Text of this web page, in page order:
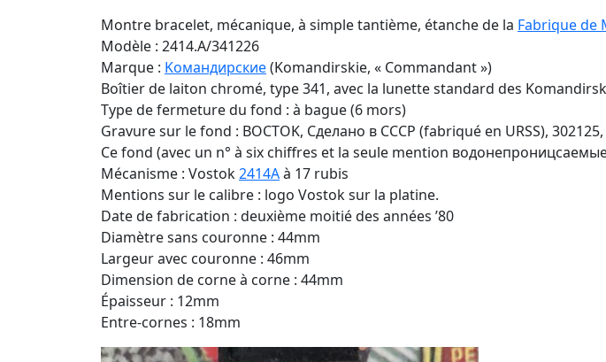
Montre bracelet, mécanique, à simple tantième, étanche de la Fabrique de
Modèle : 2414.A/341226
Marque : Kомандирские(Komandirskie, « Commandant »)
Boîtier de laiton chromé, type 341, avec la lunette standard des
Type de fermeture du fond : à bague (6 mors)
Gravure sur le fond : BOCTOK, Сделано в СССР (fabriqué en URSS),
Ce fond (avec un n° à six chiffres et la seule mention
Mécanisme : Vostok2414Aà 17 rubis
Mentions sur le calibre : logo Vostok sur la platine.
Date de fabrication : deuxième moitié des années ’80
Diamètre sans couronne : 44mm
Largeur avec couronne : 46mm
Dimension de corne à corne : 44mm
Épaisseur : 12mm
Entre-cornes : 18mm